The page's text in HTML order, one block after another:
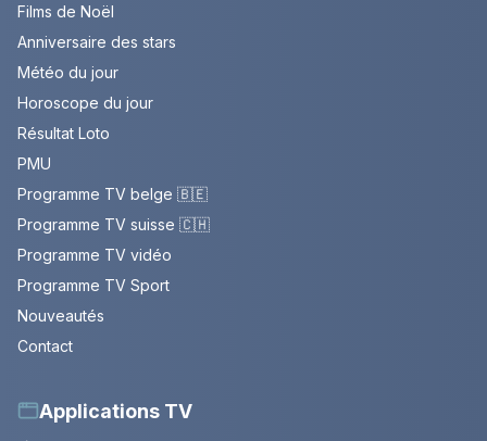
Films de Noël
Anniversaire des stars
Météo du jour
Horoscope du jour
Résultat Loto
PMU
Programme TV belge 🇧🇪
Programme TV suisse 🇨🇭
Programme TV vidéo
Programme TV Sport
Nouveautés
Contact
Applications TV